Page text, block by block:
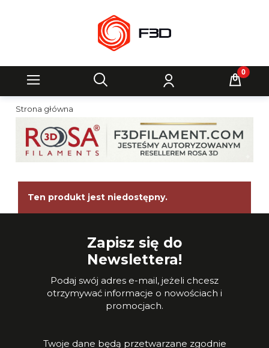
Strona główna
Ten produkt jest niedostępny.
Zapisz się do
Newslettera!
Podaj swój adres e-mail, jeżeli chcesz
otrzymywać informacje o nowościach i
promocjach.
Twoje dane będą przetwarzane zgodnie